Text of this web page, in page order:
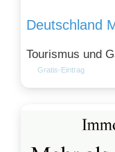
Tourismus und
Gratis-Eintrag